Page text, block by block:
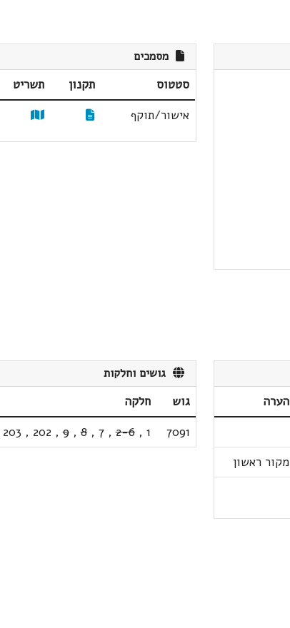
מסמכים
סטטוס תקנון תשריט
אישור/תוקף
הערה
מקור ראשון
גושים וחלקות
גוש
חלקה
7091
1
,
2-6
,
7
,
8
,
9
,
202
,
203